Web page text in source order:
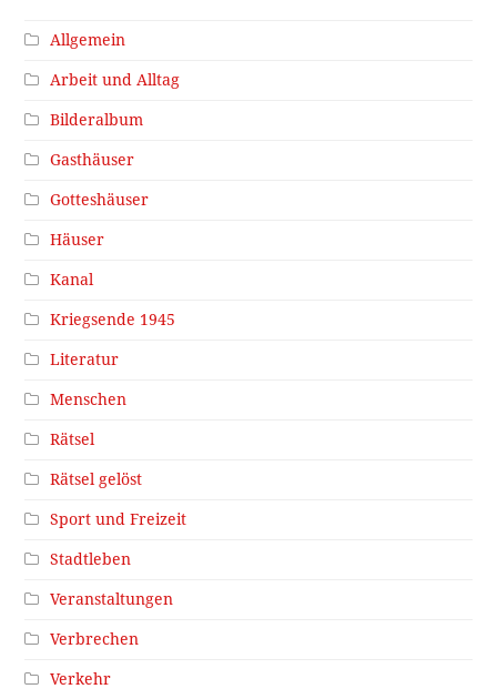
Allgemein
Arbeit und Alltag
Bilderalbum
Gasthäuser
Gotteshäuser
Häuser
Kanal
Kriegsende 1945
Literatur
Menschen
Rätsel
Rätsel gelöst
Sport und Freizeit
Stadtleben
Veranstaltungen
Verbrechen
Verkehr